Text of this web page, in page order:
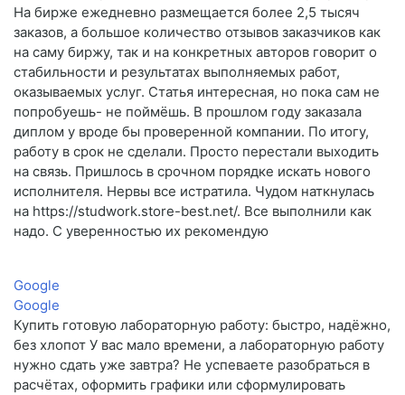
На бирже ежедневно размещается более 2,5 тысяч
заказов, а большое количество отзывов заказчиков как
на саму биржу, так и на конкретных авторов говорит о
стабильности и результатах выполняемых работ,
оказываемых услуг. Статья интересная, но пока сам не
попробуешь- не поймёшь. В прошлом году заказала
диплом у вроде бы проверенной компании. По итогу,
работу в срок не сделали. Просто перестали выходить
на связь. Пришлось в срочном порядке искать нового
исполнителя. Нервы все истратила. Чудом наткнулась
на https://studwork.store-best.net/. Все выполнили как
надо. С уверенностью их рекомендую
Google
Google
Купить готовую лабораторную работу: быстро, надёжно,
без хлопот У вас мало времени, а лабораторную работу
нужно сдать уже завтра? Не успеваете разобраться в
расчётах, оформить графики или сформулировать